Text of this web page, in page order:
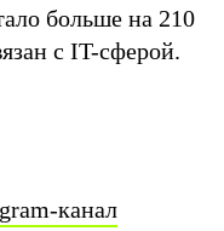
больше на 210
с IT-сферой.
канал